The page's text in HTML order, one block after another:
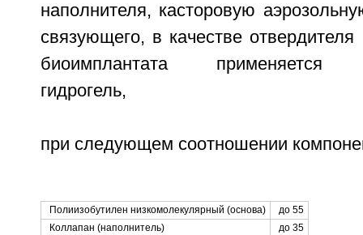
наполнителя, касторовую
связующего, в качестве
биоимплантата применяется
гидрогель,
при следующем соотношении
Полиизобутилен низкомолекулярный (основа)
до 55
Коллапан (наполнитель)
до 35